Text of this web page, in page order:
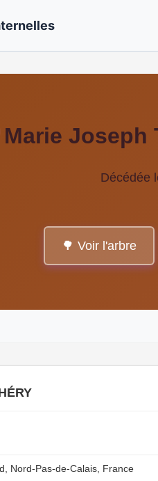
Marie Joseph
Décédée
🌳 Voir l'arbre
Nord-Pas-de-Calais, France